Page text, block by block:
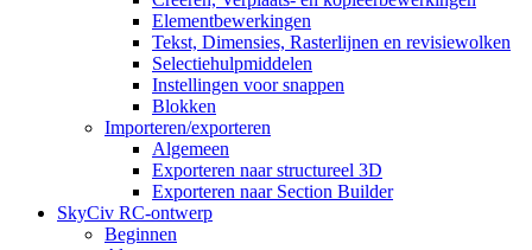
Elementbewerkingen
Tekst, Dimensies, Rasterlijnen en revisiewolken
Selectiehulpmiddelen
Instellingen voor snappen
Blokken
Importeren/exporteren
Algemeen
Exporteren naar structureel 3D
Exporteren naar Section Builder
SkyCiv RC-ontwerp
Beginnen